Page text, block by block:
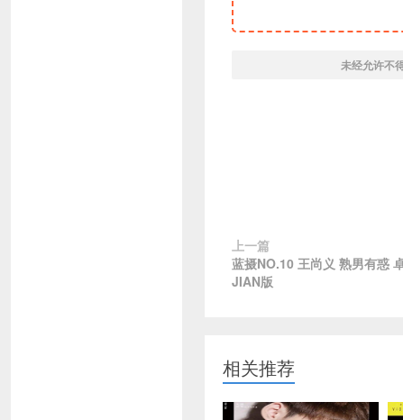
未经允许不
上一篇
蓝摄NO.10 王尚义 熟男有惑
JIAN版
相关推荐